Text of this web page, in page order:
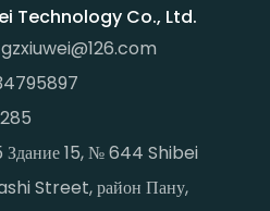
Technology Co., Ltd.
gzxiuwei@126.com
Здание 15, № 644 Shibei
Street, район Пану,